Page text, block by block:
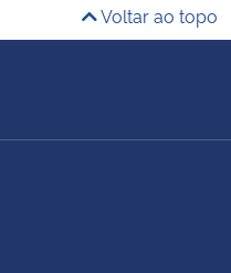
Voltar ao topo